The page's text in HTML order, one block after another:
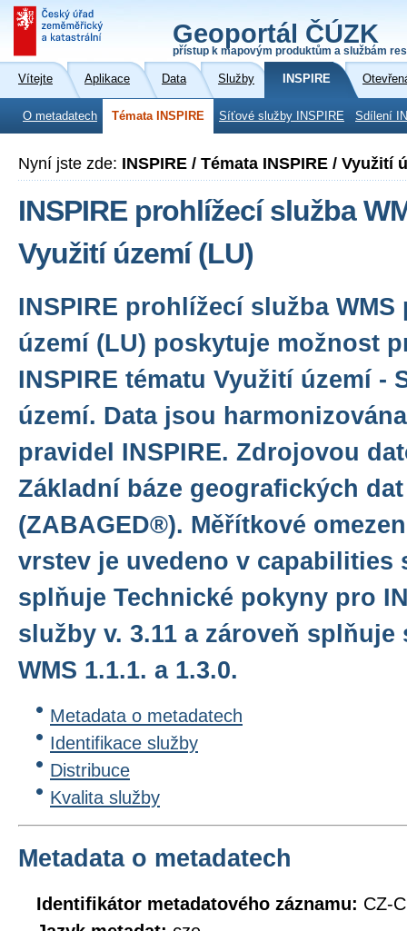
Geoportál ČÚZK
přístup k mapovým produktům a službám
Vítejte Aplikace Data Služby INSPIRE
O metadatech Témata INSPIRE Síťové služby INSPIRE Sdílení
Nyní jste zde: INSPIRE / Témata INSPIRE / Využití
INSPIRE prohlížecí služba
Využití území (LU)
INSPIRE prohlížecí služba
území (LU) poskytuje možnost
INSPIRE tématu Využití území -
území. Data jsou
pravidel INSPIRE. Zdrojovou
Základní báze geografických
(ZABAGED®). Měřítkové
vrstev je uvedeno v capabilities
splňuje Technické pokyny pro
služby v. 3.11 a zároveň splňuje
WMS 1.1.1. a 1.3.0.
Metadata o metadatech
Identifikace služby
Distribuce
Kvalita služby
Metadata o metadatech
Identifikátor metadatového záznamu: CZ-